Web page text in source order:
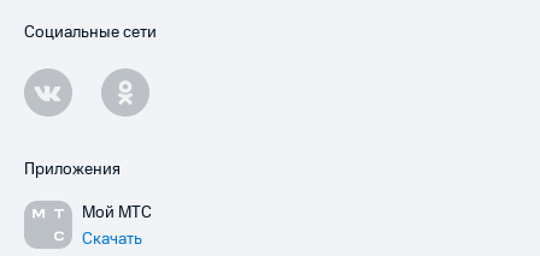
Социальные сети
Приложения
Мой МТС
Скачать